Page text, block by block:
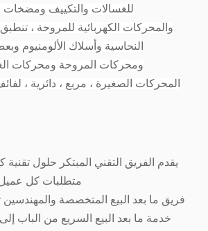
للغسالات والتكييف ومضخات
والمحركات الكهربائية للمروحة ،
النحاسية وأسلاك الألومنيوم
ومحركات المروحة ومحركات
المحركات الصغيرة ، مربع ، دائرية ،
يقدم الفريق التقني المبتكر حلول تقنية
متطلبات كل عميل
فريق ما بعد البيع المتخصصة والمهندسين
خدمة ما بعد البيع السريع من الباب